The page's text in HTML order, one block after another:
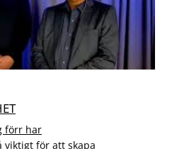
förr har
viktigt för att skapa